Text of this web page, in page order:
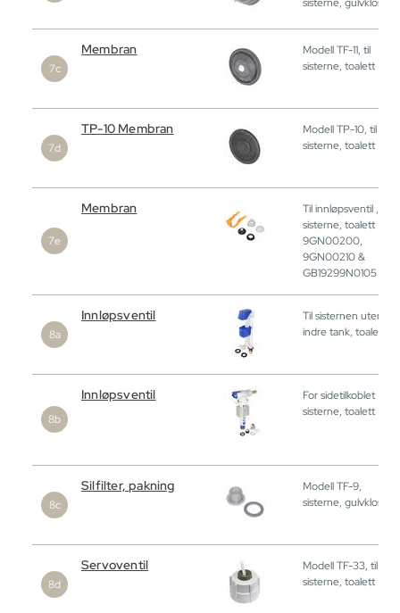
Membran
Modell TF-11, til
sisterne, toalett
TP-10 Membran
Modell TP-10, til
sisterne, toalett
Membran
Til innløpsventil ,
sisterne, toalett
9GN00200,
9GN00210 &
GB19299N0105
Innløpsventil
Til sisternen uten
indre tank, toalett
Innløpsventil
For sidetilkoblet
sisterne, toalett
Silfilter, pakning
Modell TF-9,
sisterne, gulvklosett
Servoventil
Modell TF-33, til
sisterne, toalett